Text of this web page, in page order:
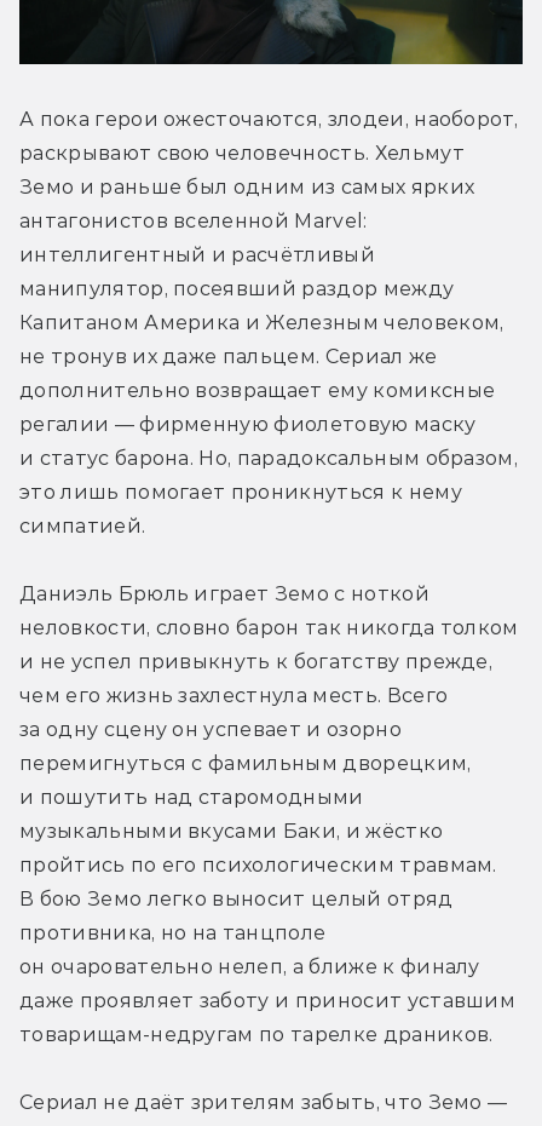
А пока герои ожесточаются, злодеи, наоборот,
раскрывают свою человечность. Хельмут
Земо и раньше был одним из самых ярких
антагонистов вселенной Marvel:
интеллигентный и расчётливый
манипулятор, посеявший раздор между
Капитаном Америка и Железным человеком,
не тронув их даже пальцем. Сериал же
дополнительно возвращает ему комиксные
регалии — фирменную фиолетовую маску
и статус барона. Но, парадоксальным образом,
это лишь помогает проникнуться к нему
симпатией.
Даниэль Брюль играет Земо с ноткой
неловкости, словно барон так никогда толком
и не успел привыкнуть к богатству прежде,
чем его жизнь захлестнула месть. Всего
за одну сцену он успевает и озорно
перемигнуться с фамильным дворецким,
и пошутить над старомодными
музыкальными вкусами Баки, и жёстко
пройтись по его психологическим травмам.
В бою Земо легко выносит целый отряд
противника, но на танцполе
он очаровательно нелеп, а ближе к финалу
даже проявляет заботу и приносит уставшим
товарищам-недругам по тарелке драников.
Сериал не даёт зрителям забыть, что Земо —